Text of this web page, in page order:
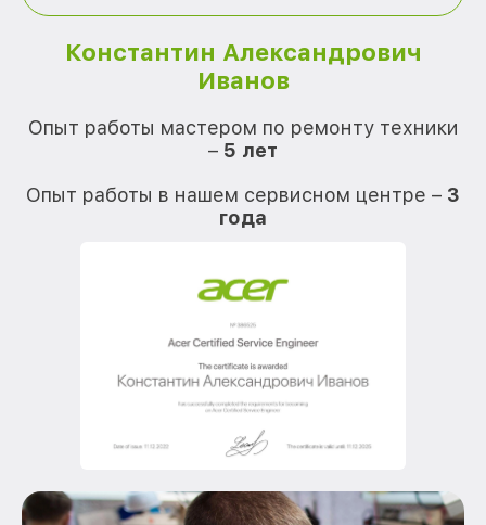
Константин Александрович
Иванов
Опыт работы мастером по ремонту техники
– 5 лет
Опыт работы в нашем сервисном центре – 3
года